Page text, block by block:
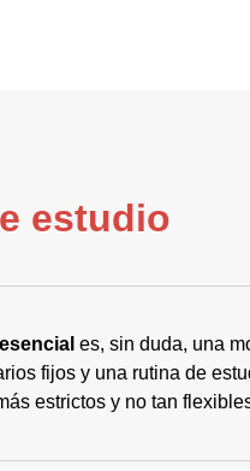
estudio
es, sin duda, una
fijos y una rutina de
estrictos y no tan